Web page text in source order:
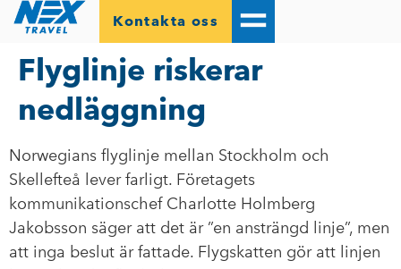
Kontakta oss
Flyglinje riskerar
nedläggning
Norwegians flyglinje mellan Stockholm och
Skellefteå lever farligt. Företagets
kommunikationschef Charlotte Holmberg
Jakobsson säger att det är ”en ansträngd linje”, men
att inga beslut är fattade. Flygskatten gör att linjen